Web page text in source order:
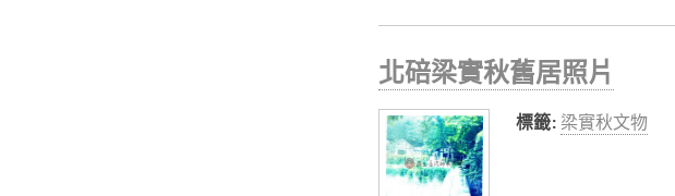
北碚梁實秋舊居照片
標籤: 梁實秋文物